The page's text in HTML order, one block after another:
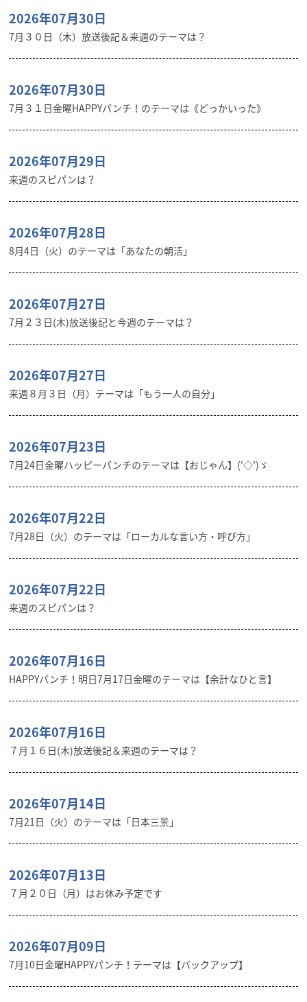
2026年07月30日
7月３０日（木）放送後記＆来週のテーマは？
2026年07月30日
7月３１日金曜HAPPYパンチ！のテーマは《どっかいった》
2026年07月29日
来週のスピパンは？
2026年07月28日
8月4日（火）のテーマは「あなたの朝活」
2026年07月27日
7月２３日(木)放送後記と今週のテーマは？
2026年07月27日
来週８月３日（月）テーマは「もう一人の自分」
2026年07月23日
7月24日金曜ハッピーパンチのテーマは【おじゃん】(‘◇’)ゞ
2026年07月22日
7月28日（火）のテーマは「ローカルな言い方・呼び方」
2026年07月22日
来週のスピパンは？
2026年07月16日
HAPPYパンチ！明日7月17日金曜のテーマは【余計なひと言】
2026年07月16日
７月１６日(木)放送後記＆来週のテーマは？
2026年07月14日
7月21日（火）のテーマは「日本三景」
2026年07月13日
７月２０日（月）はお休み予定です
2026年07月09日
7月10日金曜HAPPYパンチ！テーマは【バックアップ】